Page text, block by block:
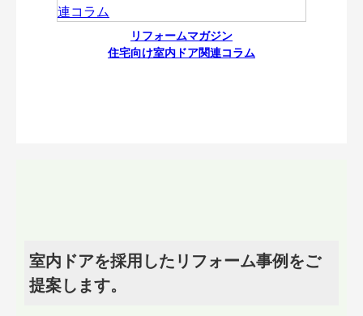
リフォームマガジン
住宅向け室内ドア関連コラム
室内ドアを採用したリフォーム事例をご
提案します。